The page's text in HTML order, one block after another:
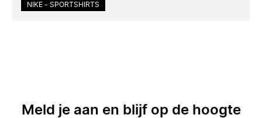
NIKE - SPORTSHIRTS
Meld je aan en blijf op de hoogte